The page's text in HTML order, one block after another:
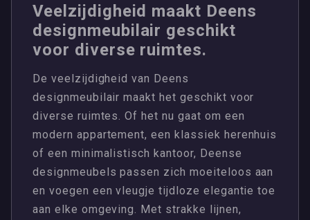
Veelzijdigheid maakt Deens
designmeubilair geschikt
voor diverse ruimtes.
De veelzijdigheid van Deens
designmeubilair maakt het geschikt voor
diverse ruimtes. Of het nu gaat om een
modern appartement, een klassiek herenhuis
of een minimalistisch kantoor, Deense
designmeubels passen zich moeiteloos aan
en voegen een vleugje tijdloze elegantie toe
aan elke omgeving. Met strakke lijnen,